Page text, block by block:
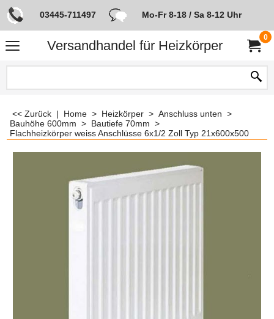
03445-711497 Mo-Fr 8-18 / Sa 8-12 Uhr
Versandhandel für Heizkörper
0
<< Zurück | Home > Heizkörper > Anschluss unten >
Bauhöhe 600mm > Bautiefe 70mm >
Flachheizkörper weiss Anschlüsse 6x1/2 Zoll Typ 21x600x500